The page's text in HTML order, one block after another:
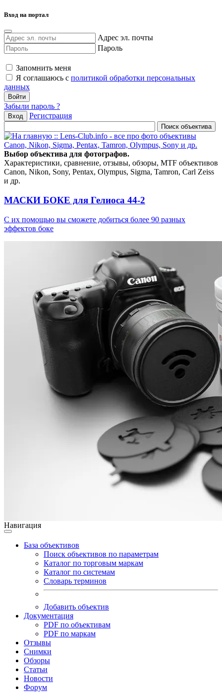
Вход на портал
Адрес эл. почты
Пароль
Запомнить меня
Я соглашаюсь с политикой обработки персональных
данных
Забыли пароль ?
Вход Регистрация
Выбор объектива для фотографов.
Характеристики, сравнение, отзывы, обзоры, MTF объективов
Canon, Nikon, Sony, Pentax, Olympus, Sigma, Tamron, Carl Zeiss
и др.
МАСКИ БОКЕ для Гелиоса 44-2
С их помощью вы сможете добиться более 90 разных
эффектов боке
Навигация
База объективов
Поиск объективов по параметрам
Каталог по торговым маркам
Каталог по системам
Словарь терминов
Добавить объектив
Документация
PDF по объективам
PDF по маркам
Отзывы
Снимки
Обзоры
Статьи
Новости
Форум